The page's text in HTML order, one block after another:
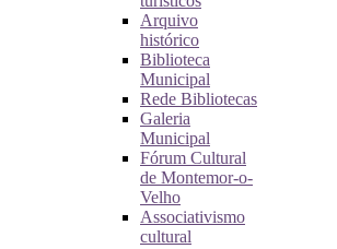
Arquivo
histórico
Biblioteca
Municipal
Rede Bibliotecas
Galeria
Municipal
Fórum Cultural
de Montemor-o-
Velho
Associativismo
cultural